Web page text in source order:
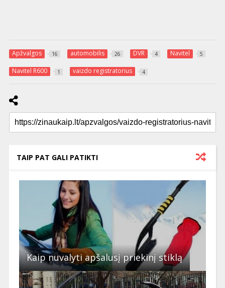
Apžvalgos 16 automobilis 26 DVR 4 Navitel 5
Navitel R600 1 vaizdo registratorius 4
TAIP PAT GALI PATIKTI
Kaip nuvalyti apšalusį priekinį stiklą